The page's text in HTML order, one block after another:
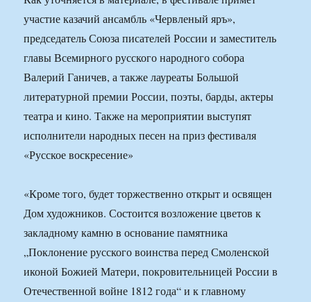
участие казачий ансамбль «Червленый яръ»,
председатель Союза писателей России и заместитель
главы Всемирного русского народного собора
Валерий Ганичев, а также лауреаты Большой
литературной премии России, поэты, барды, актеры
театра и кино. Также на мероприятии выступят
исполнители народных песен на приз фестиваля
«Русское воскресение»
«Кроме того, будет торжественно открыт и освящен
Дом художников. Состоится возложение цветов к
закладному камню в основание памятника
„Поклонение русского воинства перед Смоленской
иконой Божией Матери, покровительницей России в
Отечественной войне 1812 года“ и к главному